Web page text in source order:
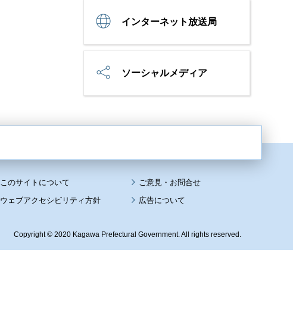
インターネット放送局
ソーシャルメディア
このサイトについて
ウェブアクセシビリティ方針 広告について
Copyright © 2020 Kagawa Prefectural Government. All rights reserved.